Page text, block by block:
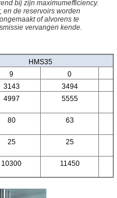
bij zijn maximumefficiency.
en de reservoirs worden
of alvorens te
vervangen kende.
HMS35
9
0
3143
3494
4997 5555
80 63
25 25
10300 11450